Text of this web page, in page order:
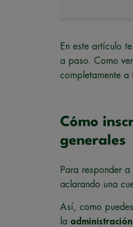
En este artículo
a paso. Como
completamente a
Cómo
generales
Para responder
aclarando una
Así, como
la